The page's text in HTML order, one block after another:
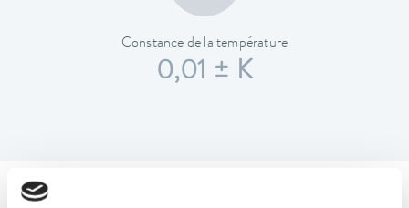
Constance de la température
0,01 ± K